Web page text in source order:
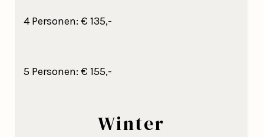
4 Personen: € 135,-
5 Personen: € 155,-
Winter